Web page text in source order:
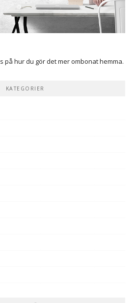
på hur du gör det mer ombonat hemma.
KATEGORIER